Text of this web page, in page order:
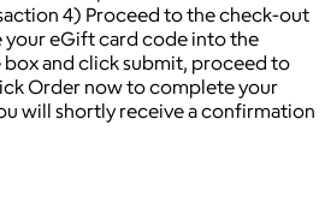
4) Proceed to the check-out
your eGift card code into the
and click submit, proceed to
Order now to complete your
will shortly receive a confirmation